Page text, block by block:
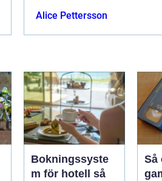
Alice Pettersson
Bokningssyste
m för hotell så
Så